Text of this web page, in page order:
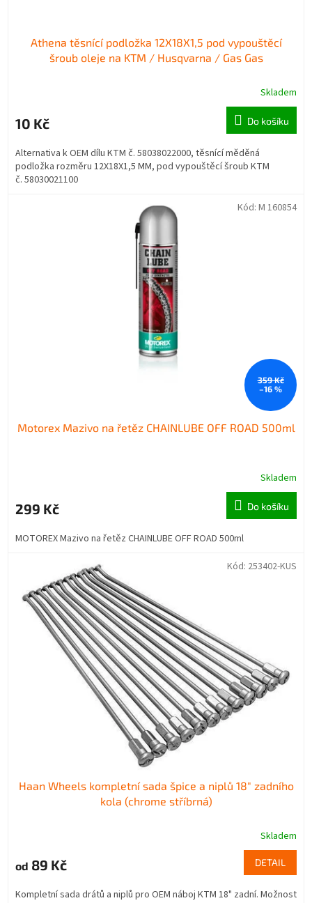
Athena těsnící podložka 12X18X1,5 pod vypouštěcí
šroub oleje na KTM / Husqvarna / Gas Gas
Skladem
10 Kč Do košíku
Alternativa k OEM dílu KTM č. 58038022000, těsnící měděná
podložka rozměru 12X18X1,5 MM, pod vypouštěcí šroub KTM
č. 58030021100
359 Kč
–16 %
Motorex Mazivo na řetěz CHAINLUBE OFF ROAD 500ml
Skladem
299 Kč Do košíku
MOTOREX Mazivo na řetěz CHAINLUBE OFF ROAD 500ml
Kód: M 160854
Haan Wheels kompletní sada špice a niplů 18" zadního
kola (chrome stříbrná)
Skladem
od 89 Kč DETAIL
Kompletní sada drátů a niplů pro OEM náboj KTM 18" zadní. Možnost
Kód: 253402-KUS